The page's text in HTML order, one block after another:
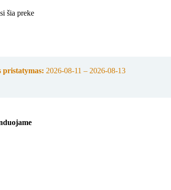
šia preke
pristatymas: 2026-08-11 – 2026-08-13